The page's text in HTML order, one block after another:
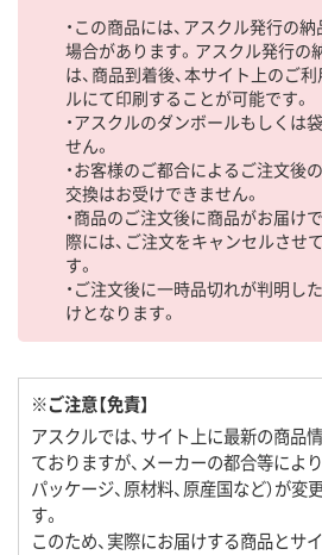
・この商品には、アスクル発行の
場合があります。アスクル発行の
は、商品到着後、本サイト上のご
ルにて印刷することが可能です。
・アスクルのダンボールもしくは
せん。
・お客様のご都合によるご注文後の
交換はお受けできません。
・商品のご注文後に商品がお届け
際には、ご注文をキャンセルさせ
す。
・ご注文後に一時品切れが判明し
けとなります。
※ご注意【免責】
アスクルでは、サイト上に最新の商品
ておりますが、メーカーの都合等により
パッケージ、原材料、原産国など）が
す。
このため、実際にお届けする商品とサ